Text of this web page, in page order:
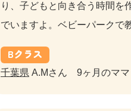
り、子どもと向き合う時間を
でいますよ。ベビーパークで
Bクラス
千葉県 A.Mさん 9ヶ月のママ